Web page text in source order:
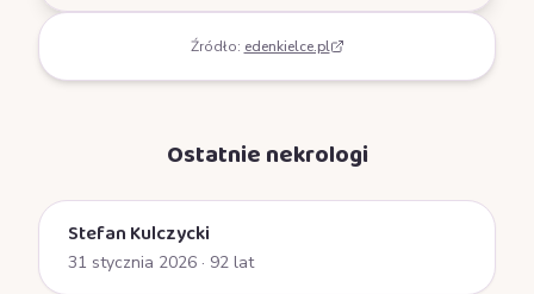
Źródło: edenkielce.pl
Ostatnie nekrologi
Stefan Kulczycki
31 stycznia 2026 · 92 lat